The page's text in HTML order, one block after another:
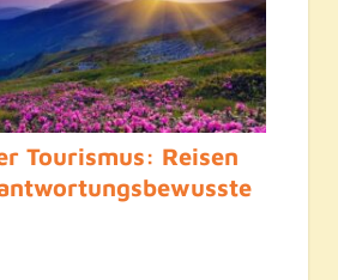
Tourismus: Reisen